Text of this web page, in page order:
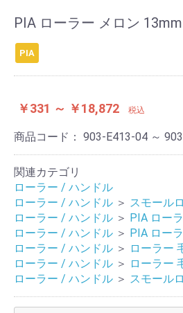
PIA ローラー メロン
PIA
￥331 ～ ￥18,872 税込
商品コード： 903-E413-04 ～
関連カテゴリ
ローラー / ハンドル
ローラー / ハンドル ＞ スモール
ローラー / ハンドル ＞ PIA ロー
ローラー / ハンドル ＞ PIA ロー
ローラー / ハンドル ＞ ローラー
ローラー / ハンドル ＞ ローラー
ローラー / ハンドル ＞ スモール